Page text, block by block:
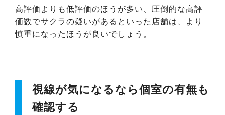
高評価よりも低評価のほうが多い、圧倒的な高評
価数でサクラの疑いがあるといった店舗は、より
慎重になったほうが良いでしょう。
視線が気になるなら個室の有無も
確認する